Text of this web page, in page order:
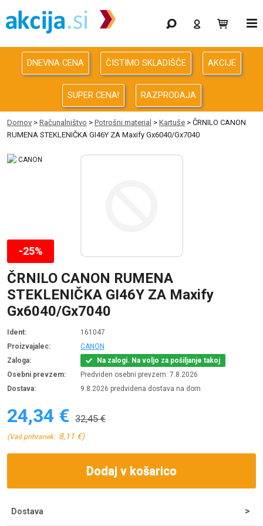
Gaming
Odprodaja
Računalništvo
Računalništvo za podjetja
Avdio Video Foto
DNEVNA CENA ČISTIMO SKLADIŠČE AKCIJE
SUPER CENA! RAZPRODAJA
Domov > Računalništvo > Potrošni material > Kartuše > ČRNILO CANON
RUMENA STEKLENIČKA GI46Y ZA Maxify Gx6040/Gx7040
ČRNILO CANON RUMENA
STEKLENIČKA GI46Y ZA Maxify
Gx6040/Gx7040
Ident:
161047
Proizvajalec:
CANON
Zaloga:
Na zalogi. Na voljo za pošiljanje takoj
Osebni prevzem:
Predviden osebni prevzem: 7.8.2026
Dostava:
9.8.2026 predvidena dostava na dom
24,34 € 32,45 €
(Vaš prihranek: 8,11 €)
-25%
Dodaj v košarico
Dostava